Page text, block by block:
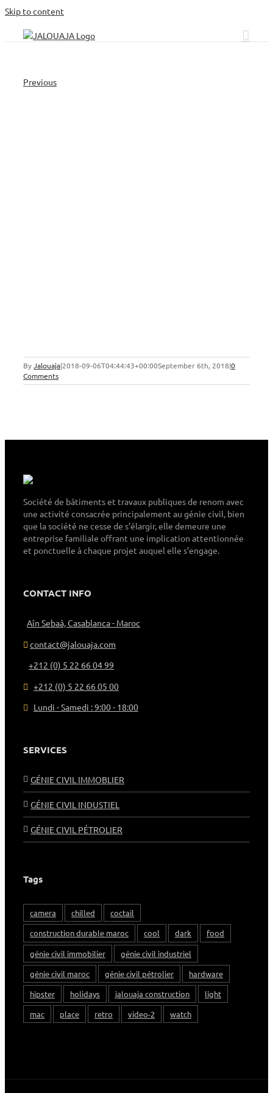
Skip to content
Previous
ByJalouaja|2018-09-06T04:44:43+00:00September 6th, 2018|0
Comments
Société de bâtiments et travaux publiques de renom avec
une activité consacrée principalement au génie civil, bien
que la société ne cesse de s’élargir, elle demeure une
entreprise familiale offrant une implication attentionnée
et ponctuelle à chaque projet auquel elle s’engage.
CONTACT INFO
Aîn Sebaâ, Casablanca - Maroc
contact@jalouaja.com
+212 (0) 5 22 66 04 99
+212 (0) 5 22 66 05 00
Lundi - Samedi : 9:00 - 18:00
SERVICES
GÉNIE CIVIL IMMOBLIER
GÉNIE CIVIL INDUSTIEL
GÉNIE CIVIL PÉTROLIER
Tags
camera chilled
coctail
construction durable maroc
cool dark
food
génie civil immobilier
génie civil industriel
génie civil maroc
génie civil pétrolier
hardware
hipster
holidays jalouaja construction
light
mac
place retro video-2 watch